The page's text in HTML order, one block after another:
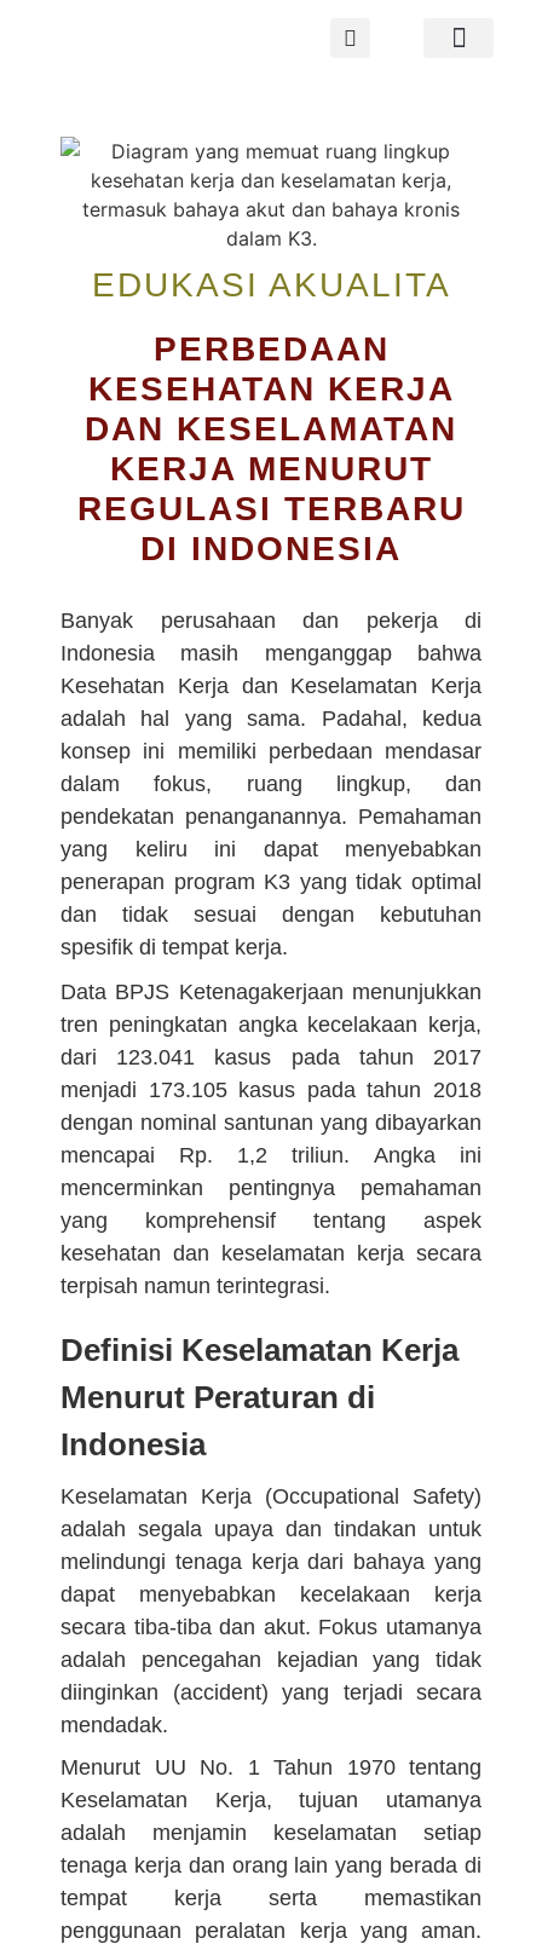
EDUKASI AKUALITA
PERBEDAAN
KESEHATAN KERJA
DAN KESELAMATAN
KERJA MENURUT
REGULASI TERBARU
DI INDONESIA
Banyak perusahaan dan pekerja di
Indonesia masih menganggap bahwa
Kesehatan Kerja dan Keselamatan Kerja
adalah hal yang sama. Padahal, kedua
konsep ini memiliki perbedaan mendasar
dalam fokus, ruang lingkup, dan
pendekatan penanganannya. Pemahaman
yang keliru ini dapat menyebabkan
penerapan program K3 yang tidak optimal
dan tidak sesuai dengan kebutuhan
spesifik di tempat kerja.
Data BPJS Ketenagakerjaan menunjukkan
tren peningkatan angka kecelakaan kerja,
dari 123.041 kasus pada tahun 2017
menjadi 173.105 kasus pada tahun 2018
dengan nominal santunan yang dibayarkan
mencapai Rp. 1,2 triliun. Angka ini
mencerminkan pentingnya pemahaman
yang komprehensif tentang aspek
kesehatan dan keselamatan kerja secara
terpisah namun terintegrasi.
Definisi Keselamatan Kerja
Menurut Peraturan di
Indonesia
Keselamatan Kerja (Occupational Safety)
adalah segala upaya dan tindakan untuk
melindungi tenaga kerja dari bahaya yang
dapat menyebabkan kecelakaan kerja
secara tiba-tiba dan akut. Fokus utamanya
adalah pencegahan kejadian yang tidak
diinginkan (accident) yang terjadi secara
mendadak.
Menurut UU No. 1 Tahun 1970 tentang
Keselamatan Kerja, tujuan utamanya
adalah menjamin keselamatan setiap
tenaga kerja dan orang lain yang berada di
tempat kerja serta memastikan
penggunaan peralatan kerja yang aman.